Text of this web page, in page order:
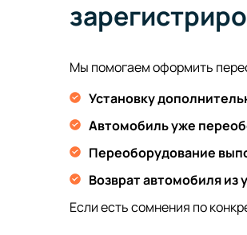
Мы помогаем оформить
Установку
Автомобиль уже
Переоборудование
Возврат автомобиля из
Если есть сомнения по